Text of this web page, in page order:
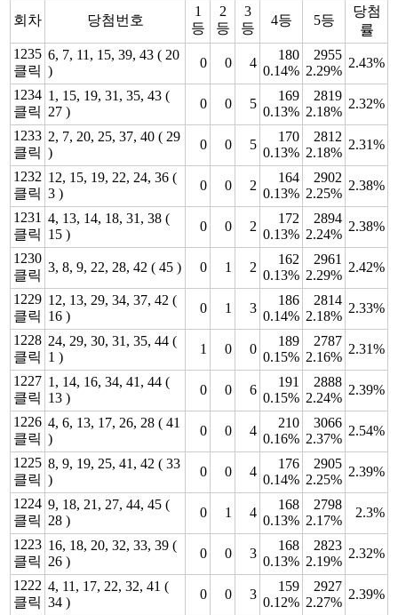
회차 당첨번호
1
등
2
등
3
등
4등 5등
당첨
률
1235
클릭
6, 7, 11, 15, 39, 43 ( 20
)
0 0 4
180
0.14%
2955
2.29%
2.43%
1234
클릭
1, 15, 19, 31, 35, 43 (
27 )
0 0 5
169
0.13%
2819
2.18%
2.32%
1233
클릭
2, 7, 20, 25, 37, 40 ( 29
)
0 0 5
170
0.13%
2812
2.18%
2.31%
1232
클릭
12, 15, 19, 22, 24, 36 (
3 )
0 0 2
164
0.13%
2902
2.25%
2.38%
1231
클릭
4, 13, 14, 18, 31, 38 (
15 )
0 0 2
172
0.13%
2894
2.24%
2.38%
1230
클릭
3, 8, 9, 22, 28, 42 ( 45 ) 0 1 2
162
0.13%
2961
2.29%
2.42%
1229
클릭
12, 13, 29, 34, 37, 42 (
16 )
0 1 3
186
0.14%
2814
2.18%
2.33%
1228
클릭
24, 29, 30, 31, 35, 44 (
1 )
1 0 0
189
0.15%
2787
2.16%
2.31%
1227
클릭
1, 14, 16, 34, 41, 44 (
13 )
0 0 6
191
0.15%
2888
2.24%
2.39%
1226
클릭
4, 6, 13, 17, 26, 28 ( 41
)
0 0 4
210
0.16%
3066
2.37%
2.54%
1225
클릭
8, 9, 19, 25, 41, 42 ( 33
)
0 0 4
176
0.14%
2905
2.25%
2.39%
1224
클릭
9, 18, 21, 27, 44, 45 (
28 )
0 1 4
168
0.13%
2798
2.17%
2.3%
1223
클릭
16, 18, 20, 32, 33, 39 (
26 )
0 0 3
168
0.13%
2823
2.19%
2.32%
1222
클릭
4, 11, 17, 22, 32, 41 (
34 )
0 0 3
159
0.12%
2927
2.27%
2.39%